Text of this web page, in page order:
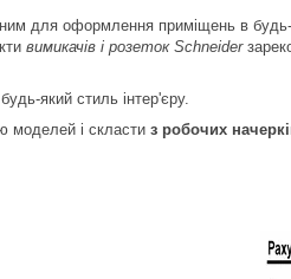
для оформлення приміщень в будь-
вимикачів і розеток Schneider
який стиль інтер'єру.
моделей і скласти з робочих